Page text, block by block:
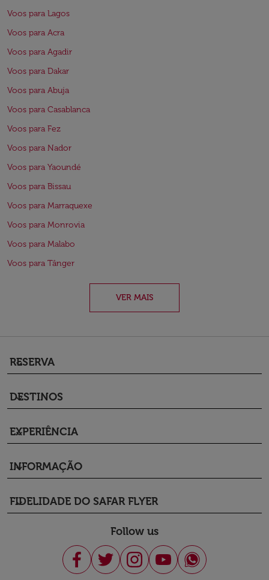
Voos para Lagos
Voos para Acra
Voos para Agadir
Voos para Dakar
Voos para Abuja
Voos para Casablanca
Voos para Fez
Voos para Nador
Voos para Yaoundé
Voos para Bissau
Voos para Marraquexe
Voos para Monrovia
Voos para Malabo
Voos para Tânger
VER MAIS
RESERVA
keyboard_arrow_down
DESTINOS
keyboard_arrow_down
EXPERIÊNCIA
keyboard_arrow_down
INFORMAÇÃO
keyboard_arrow_down
FIDELIDADE DO SAFAR FLYER
keyboard_arrow_down
Follow us